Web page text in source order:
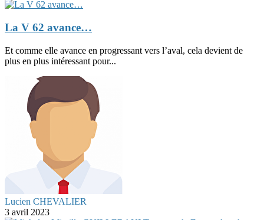
La V 62 avance…
Et comme elle avance en progressant vers l’aval, cela devient de
plus en plus intéressant pour...
Lucien CHEVALIER
3 avril 2023